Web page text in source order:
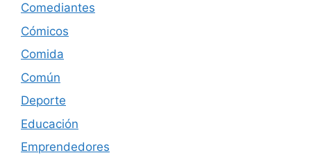
Comediantes
Cómicos
Comida
Común
Deporte
Educación
Emprendedores